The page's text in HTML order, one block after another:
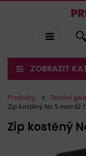
ZOBRAZIT
Produkty Textilní
Zip kostěný No 5 metráž
Zip kostěný